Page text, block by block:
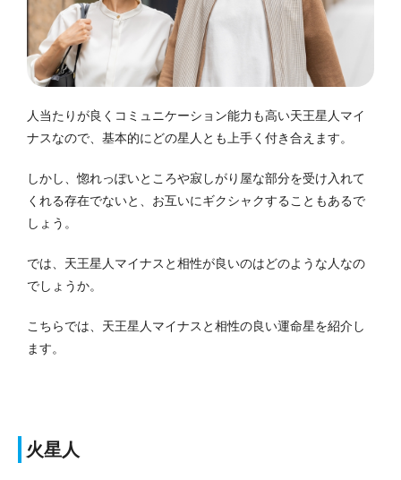
人当たりが良くコミュニケーション能力も高い天王星人マイ
ナスなので、基本的にどの星人とも上手く付き合えます。
しかし、惚れっぽいところや寂しがり屋な部分を受け入れて
くれる存在でないと、お互いにギクシャクすることもあるで
しょう。
では、天王星人マイナスと相性が良いのはどのような人なの
でしょうか。
こちらでは、天王星人マイナスと相性の良い運命星を紹介し
ます。
火星人